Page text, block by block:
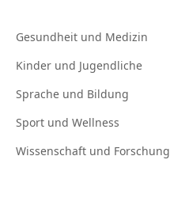
Gesundheit und Medizin
Kinder und Jugendliche
Sprache und Bildung
Sport und Wellness
Wissenschaft und Forschung